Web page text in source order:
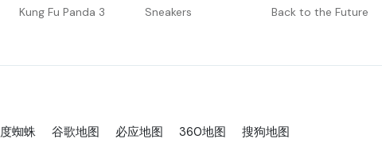
Kung Fu Panda 3 Sneakers Back to the Future
蜘蛛 谷歌地图 必应地图 360地图 搜狗地图